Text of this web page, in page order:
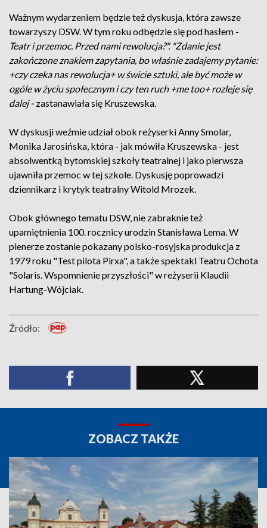
Ważnym wydarzeniem będzie też dyskusja, która zawsze
towarzyszy DSW. W tym roku odbędzie się pod hasłem -
Teatr i przemoc. Przed nami rewolucja?". "Zdanie jest
zakończone znakiem zapytania, bo właśnie zadajemy pytanie:
+czy czeka nas rewolucja+ w świcie sztuki, ale być może w
ogóle w życiu społecznym i czy ten ruch +me too+ rozleje się
dalej - zastanawiała się Kruszewska.
W dyskusji weźmie udział obok reżyserki Anny Smolar,
Monika Jarosińska, która - jak mówiła Kruszewska - jest
absolwentką bytomskiej szkoły teatralnej i jako pierwsza
ujawniła przemoc w tej szkole. Dyskusję poprowadzi
dziennikarz i krytyk teatralny Witold Mrozek.
Obok głównego tematu DSW, nie zabraknie też
upamiętnienia 100. rocznicy urodzin Stanisława Lema. W
plenerze zostanie pokazany polsko-rosyjska produkcja z
1979 roku "Test pilota Pirxa", a także spektakl Teatru Ochota
"Solaris. Wspomnienie przyszłości" w reżyserii Klaudii
Hartung-Wójciak.
Źródło:
ZOBACZ TAKŻE